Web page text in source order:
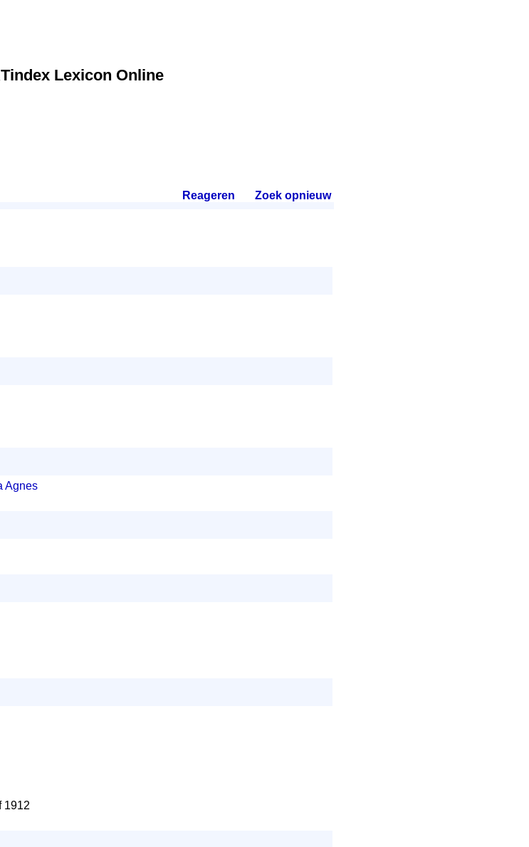
Lexicon Online
Reageren Zoek opnieuw.
Agnes
1912